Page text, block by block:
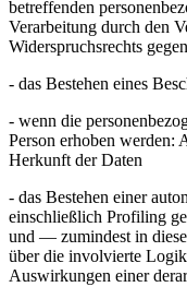
betreffenden
Verarbeitung durch den
Widerspruchsrechts
- das Bestehen eines
- wenn die
Person erhoben werden:
Herkunft der Daten
- das Bestehen einer
einschließlich Profiling
und — zumindest in
über die involvierte
Auswirkungen einer